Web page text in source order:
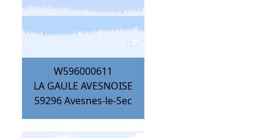
W596000611
LA GAULE AVESNOISE
59296Avesnes-le-Sec